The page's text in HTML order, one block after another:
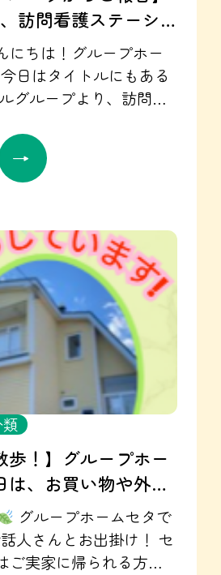
ホームをお探しの方は
合わせくださいね！
プ
グループホームセ
reel/
公式HP☞
訪問看護ステーシ
ます
にちは！グループホー
は、「鬼宿日」という特
っています
ていますが怖がる必要
るにも邪魔されずうま
れているんです
こん
報告ができたことをと
ます
ステーション名
アイヌ語で空を意味し
育てていきましょう♡
セタ Instagram毎日投
覧ください
！
らから☞
seta.gh2023/
セタ 見学・体験受付
gh.jp/contact/
歩！】グループホー
は、お買い物や外食
ご実家に帰られる方も